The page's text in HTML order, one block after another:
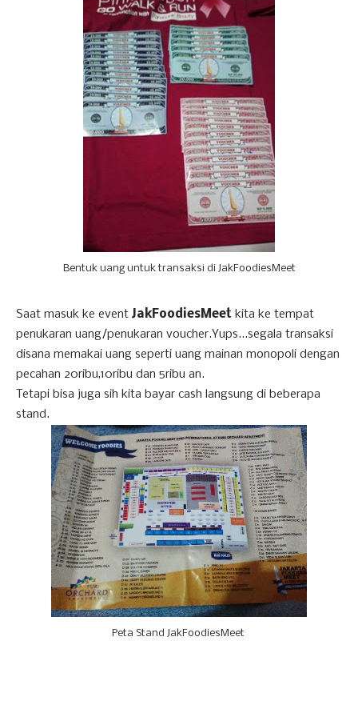
Bentuk uang untuk transaksi di JakFoodiesMeet
Saat masuk ke event JakFoodiesMeet kita ke tempat
penukaran uang/penukaran voucher.Yups...segala transaksi
disana memakai uang seperti uang mainan monopoli dengan
pecahan 20ribu,10ribu dan 5ribu an.
Tetapi bisa juga sih kita bayar cash langsung di beberapa
stand.
Peta Stand JakFoodiesMeet